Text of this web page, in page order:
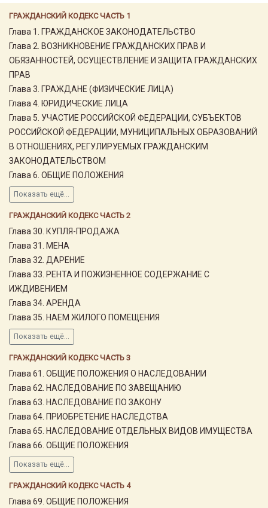
ГРАЖДАНСКИЙ КОДЕКС ЧАСТЬ 1
Глава 1. ГРАЖДАНСКОЕ ЗАКОНОДАТЕЛЬСТВО
Глава 2. ВОЗНИКНОВЕНИЕ ГРАЖДАНСКИХ ПРАВ И
ОБЯЗАННОСТЕЙ, ОСУЩЕСТВЛЕНИЕ И ЗАЩИТА ГРАЖДАНСКИХ
ПРАВ
Глава 3. ГРАЖДАНЕ (ФИЗИЧЕСКИЕ ЛИЦА)
Глава 4. ЮРИДИЧЕСКИЕ ЛИЦА
Глава 5. УЧАСТИЕ РОССИЙСКОЙ ФЕДЕРАЦИИ, СУБЪЕКТОВ
РОССИЙСКОЙ ФЕДЕРАЦИИ, МУНИЦИПАЛЬНЫХ ОБРАЗОВАНИЙ
В ОТНОШЕНИЯХ, РЕГУЛИРУЕМЫХ ГРАЖДАНСКИМ
ЗАКОНОДАТЕЛЬСТВОМ
Глава 6. ОБЩИЕ ПОЛОЖЕНИЯ
Показать ещё...
ГРАЖДАНСКИЙ КОДЕКС ЧАСТЬ 2
Глава 30. КУПЛЯ-ПРОДАЖА
Глава 31. МЕНА
Глава 32. ДАРЕНИЕ
Глава 33. РЕНТА И ПОЖИЗНЕННОЕ СОДЕРЖАНИЕ С
ИЖДИВЕНИЕМ
Глава 34. АРЕНДА
Глава 35. НАЕМ ЖИЛОГО ПОМЕЩЕНИЯ
Показать ещё...
ГРАЖДАНСКИЙ КОДЕКС ЧАСТЬ 3
Глава 61. ОБЩИЕ ПОЛОЖЕНИЯ О НАСЛЕДОВАНИИ
Глава 62. НАСЛЕДОВАНИЕ ПО ЗАВЕЩАНИЮ
Глава 63. НАСЛЕДОВАНИЕ ПО ЗАКОНУ
Глава 64. ПРИОБРЕТЕНИЕ НАСЛЕДСТВА
Глава 65. НАСЛЕДОВАНИЕ ОТДЕЛЬНЫХ ВИДОВ ИМУЩЕСТВА
Глава 66. ОБЩИЕ ПОЛОЖЕНИЯ
Показать ещё...
ГРАЖДАНСКИЙ КОДЕКС ЧАСТЬ 4
Глава 69. ОБЩИЕ ПОЛОЖЕНИЯ